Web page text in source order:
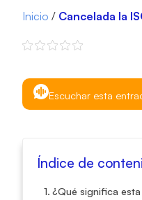
Inicio / Cancelada la
Escuchar esta
Índice de
¿Qué significa